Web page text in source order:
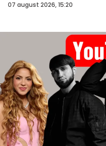
07 august 2026, 15:20